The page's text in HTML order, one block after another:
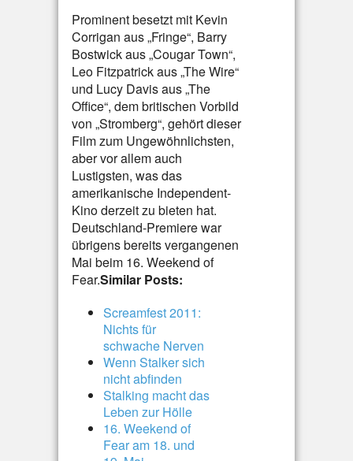
Prominent besetzt mit Kevin
Corrigan aus „Fringe“, Barry
Bostwick aus „Cougar Town“,
Leo Fitzpatrick aus „The Wire“
und Lucy Davis aus „The
Office“, dem britischen Vorbild
von „Stromberg“, gehört dieser
Film zum Ungewöhnlichsten,
aber vor allem auch
Lustigsten, was das
amerikanische Independent-
Kino derzeit zu bieten hat.
Deutschland-Premiere war
übrigens bereits vergangenen
Mai beim 16. Weekend of
Fear.Similar Posts:
Screamfest 2011:
Nichts für
schwache Nerven
Wenn Stalker sich
nicht abfinden
Stalking macht das
Leben zur Hölle
16. Weekend of
Fear am 18. und